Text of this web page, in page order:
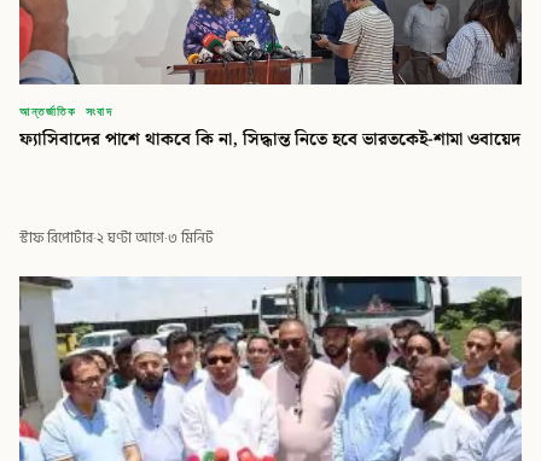
আন্তর্জাতিক সংবাদ
ফ্যাসিবাদের পাশে থাকবে কি না, সিদ্ধান্ত নিতে হবে ভারতকেই-শামা ওবায়েদ
স্টাফ রিপোর্টার·২ ঘণ্টা আগে·৩ মিনিট